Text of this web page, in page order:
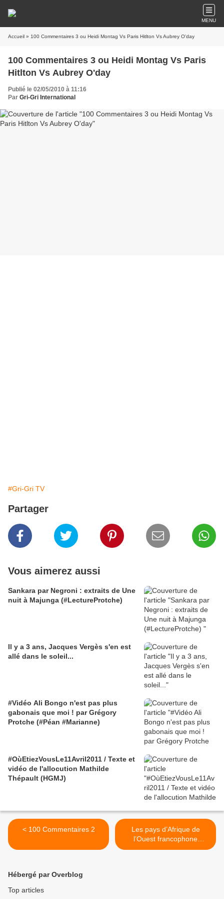
MENU
Accueil » 100 Commentaires 3 ou Heidi Montag Vs Paris Hitlton Vs Aubrey O'day
100 Commentaires 3 ou Heidi Montag Vs Paris
Hitlton Vs Aubrey O'day
Publié le 02/05/2010 à 11:16
Par Gri-Gri International
#Gri-Gri TV
Partager
Vous aimerez aussi
Sankara par Negroni : extraits de Une
nuit à Majunga (#LectureProtche)
Il y a 3 ans, Jacques Vergès s'en est
allé dans le soleil...
#Vidéo Ali Bongo n'est pas plus
gabonais que moi ! par Grégory
Protche (#Péan #Marianne)
#OùEtiezVousLe11Avril2011 / Texte et
vidéo de l'allocution Mathilde
Thépault (HGMJ)
< 100 Commentaires 2
Les pays d’Afrique de
l’Ouest francophone
célèbrent cette année le
Hébergé par Overblog
Top articles